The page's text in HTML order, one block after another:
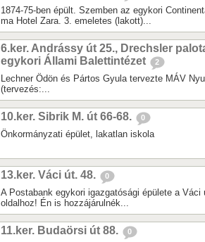
1874-75-ben épült. Szemben az egykori
ma Hotel Zara. 3. emeletes (lakott)...
6.ker. Andrássy út 25., Drechsler
egykori Állami Balettintézet
2
Lechner Ödön és Pártos Gyula tervezte MÁV
(tervezés:...
10.ker. Sibrik M. út 66-68. 0
Önkormányzati épület, lakatlan iskola
13.ker. Váci út. 48. 0
A Postabank egykori igazgatósági épülete a
oldalhoz! Én is hozzájárulnék...
11.ker. Budaörsi út 88. 0